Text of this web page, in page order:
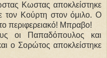
Κωστας αποκλείστηκε
τον Κούρτη στον όμιλο. Ο
περιφερειακό! Μπραβο!
οι Παπαδόπουλος και
ο Σορώτος αποκλείστηκε